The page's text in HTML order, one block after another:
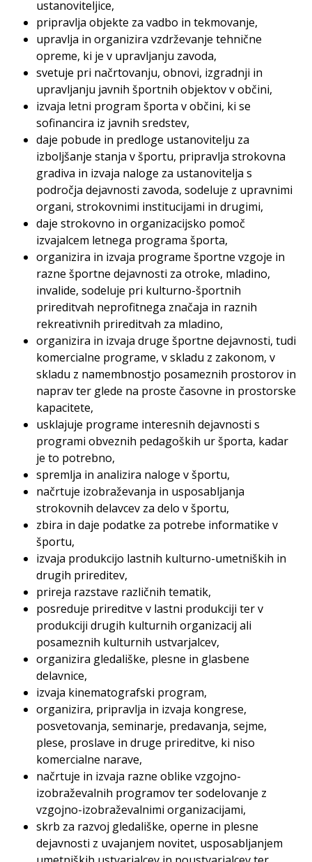
ustanoviteljice,
pripravlja objekte za vadbo in tekmovanje,
upravlja in organizira vzdrževanje tehnične
opreme, ki je v upravljanju zavoda,
svetuje pri načrtovanju, obnovi, izgradnji in
upravljanju javnih športnih objektov v občini,
izvaja letni program športa v občini, ki se
sofinancira iz javnih sredstev,
daje pobude in predloge ustanovitelju za
izboljšanje stanja v športu, pripravlja strokovna
gradiva in izvaja naloge za ustanovitelja s
področja dejavnosti zavoda, sodeluje z upravnimi
organi, strokovnimi institucijami in drugimi,
daje strokovno in organizacijsko pomoč
izvajalcem letnega programa športa,
organizira in izvaja programe športne vzgoje in
razne športne dejavnosti za otroke, mladino,
invalide, sodeluje pri kulturno-športnih
prireditvah neprofitnega značaja in raznih
rekreativnih prireditvah za mladino,
organizira in izvaja druge športne dejavnosti, tudi
komercialne programe, v skladu z zakonom, v
skladu z namembnostjo posameznih prostorov in
naprav ter glede na proste časovne in prostorske
kapacitete,
usklajuje programe interesnih dejavnosti s
programi obveznih pedagoških ur športa, kadar
je to potrebno,
spremlja in analizira naloge v športu,
načrtuje izobraževanja in usposabljanja
strokovnih delavcev za delo v športu,
zbira in daje podatke za potrebe informatike v
športu,
izvaja produkcijo lastnih kulturno-umetniških in
drugih prireditev,
prireja razstave različnih tematik,
posreduje prireditve v lastni produkciji ter v
produkciji drugih kulturnih organizacij ali
posameznih kulturnih ustvarjalcev,
organizira gledališke, plesne in glasbene
delavnice,
izvaja kinematografski program,
organizira, pripravlja in izvaja kongrese,
posvetovanja, seminarje, predavanja, sejme,
plese, proslave in druge prireditve, ki niso
komercialne narave,
načrtuje in izvaja razne oblike vzgojno-
izobraževalnih programov ter sodelovanje z
vzgojno-izobraževalnimi organizacijami,
skrb za razvoj gledališke, operne in plesne
dejavnosti z uvajanjem novitet, usposabljanjem